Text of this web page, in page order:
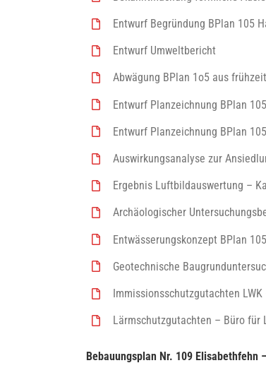
Entwurf Begründung BPlan 105
Entwurf Umweltbericht
Abwägung BPlan 1o5 aus
Entwurf Planzeichnung BPlan
Entwurf Planzeichnung BPlan
Auswirkungsanalyse zur
Ergebnis Luftbildauswertung –
Archäologischer
Entwässerungskonzept BPlan
Geotechnische
Immissionsschutzgutachten
Lärmschutzgutachten – Büro für
Bebauungsplan Nr. 109 Elisabethfehn